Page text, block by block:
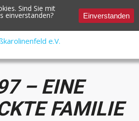
– EINE
FAMILIE
Sind Sie mit
einverstanden? Einverstanden